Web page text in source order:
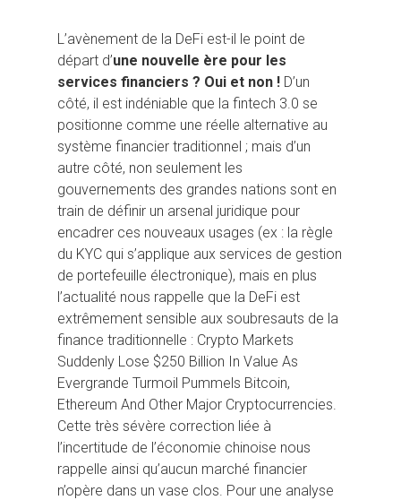
L’avènement de la DeFi est-il le point de
départ d’une nouvelle ère pour les
services financiers ? Oui et non ! D’un
côté, il est indéniable que la fintech 3.0 se
positionne comme une réelle alternative au
système financier traditionnel ; mais d’un
autre côté, non seulement les
gouvernements des grandes nations sont en
train de définir un arsenal juridique pour
encadrer ces nouveaux usages (ex : la règle
du KYC qui s’applique aux services de gestion
de portefeuille électronique), mais en plus
l’actualité nous rappelle que la DeFi est
extrêmement sensible aux soubresauts de la
finance traditionnelle : Crypto Markets
Suddenly Lose $250 Billion In Value As
Evergrande Turmoil Pummels Bitcoin,
Ethereum And Other Major Cryptocurrencies.
Cette très sévère correction liée à
l’incertitude de l’économie chinoise nous
rappelle ainsi qu’aucun marché financier
n’opère dans un vase clos. Pour une analyse